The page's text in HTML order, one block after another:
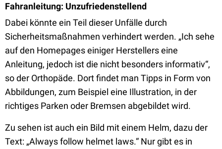
Fahranleitung: Unzufriedenstellend
Dabei könnte ein Teil dieser Unfälle durch
Sicherheitsmaßnahmen verhindert werden. „Ich sehe
auf den Homepages einiger Herstellers eine
Anleitung, jedoch ist die nicht besonders informativ“,
so der Orthopäde. Dort findet man Tipps in Form von
Abbildungen, zum Beispiel eine Illustration, in der
richtiges Parken oder Bremsen abgebildet wird.
Zu sehen ist auch ein Bild mit einem Helm, dazu der
Text: „Always follow helmet laws.“ Nur gibt es in